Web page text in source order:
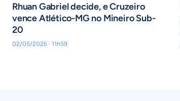
Rhuan Gabriel decide, e Cruzeiro
vence Atlético-MG no Mineiro Sub-
20
02/05/2026 · 11h59